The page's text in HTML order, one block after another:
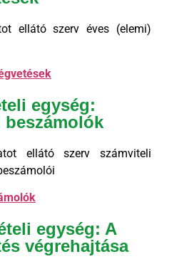
ellátó szerv éves (elemi)
egység:
beszámolók
ellátó szerv számviteli
egység: A
végrehajtása